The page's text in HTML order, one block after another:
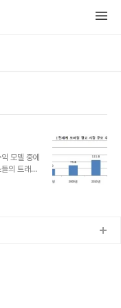
모델 중에
의 트래픽
있다. 스트
직은